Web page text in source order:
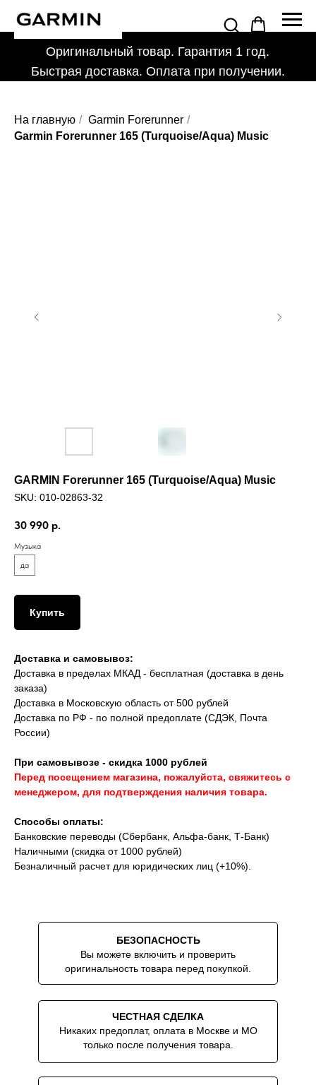
Оригинальный товар. Гарантия 1 год.
Быстрая доставка. Оплата при получении.
На главную / Garmin Forerunner /
Garmin Forerunner 165 (Turquoise/Aqua) Music
GARMIN Forerunner 165 (Turquoise/Aqua) Music
SKU: 010-02863-32
30 990 р.
Музыка
да
Купить
Доставка и самовывоз:
Доставка в пределах МКАД - бесплатная (доставка в день
заказа)
Доставка в Московскую область от 500 рублей
Доставка по РФ - по полной предоплате (СДЭК, Почта
России)
При самовывозе - скидка 1000 рублей
Перед посещением магазина, пожалуйста, свяжитесь с
менеджером, для подтверждения наличия товара.
Способы оплаты:
Банковские переводы (Сбербанк, Альфа-банк, Т-Банк)
Наличными (скидка от 1000 рублей)
Безналичный расчет для юридических лиц (+10%).
БЕЗОПАСНОСТЬ
Вы можете включить и проверить
оригинальность товара перед покупкой.
ЧЕСТНАЯ СДЕЛКА
Никаких предоплат, оплата в Москве и МО
только после получения товара.